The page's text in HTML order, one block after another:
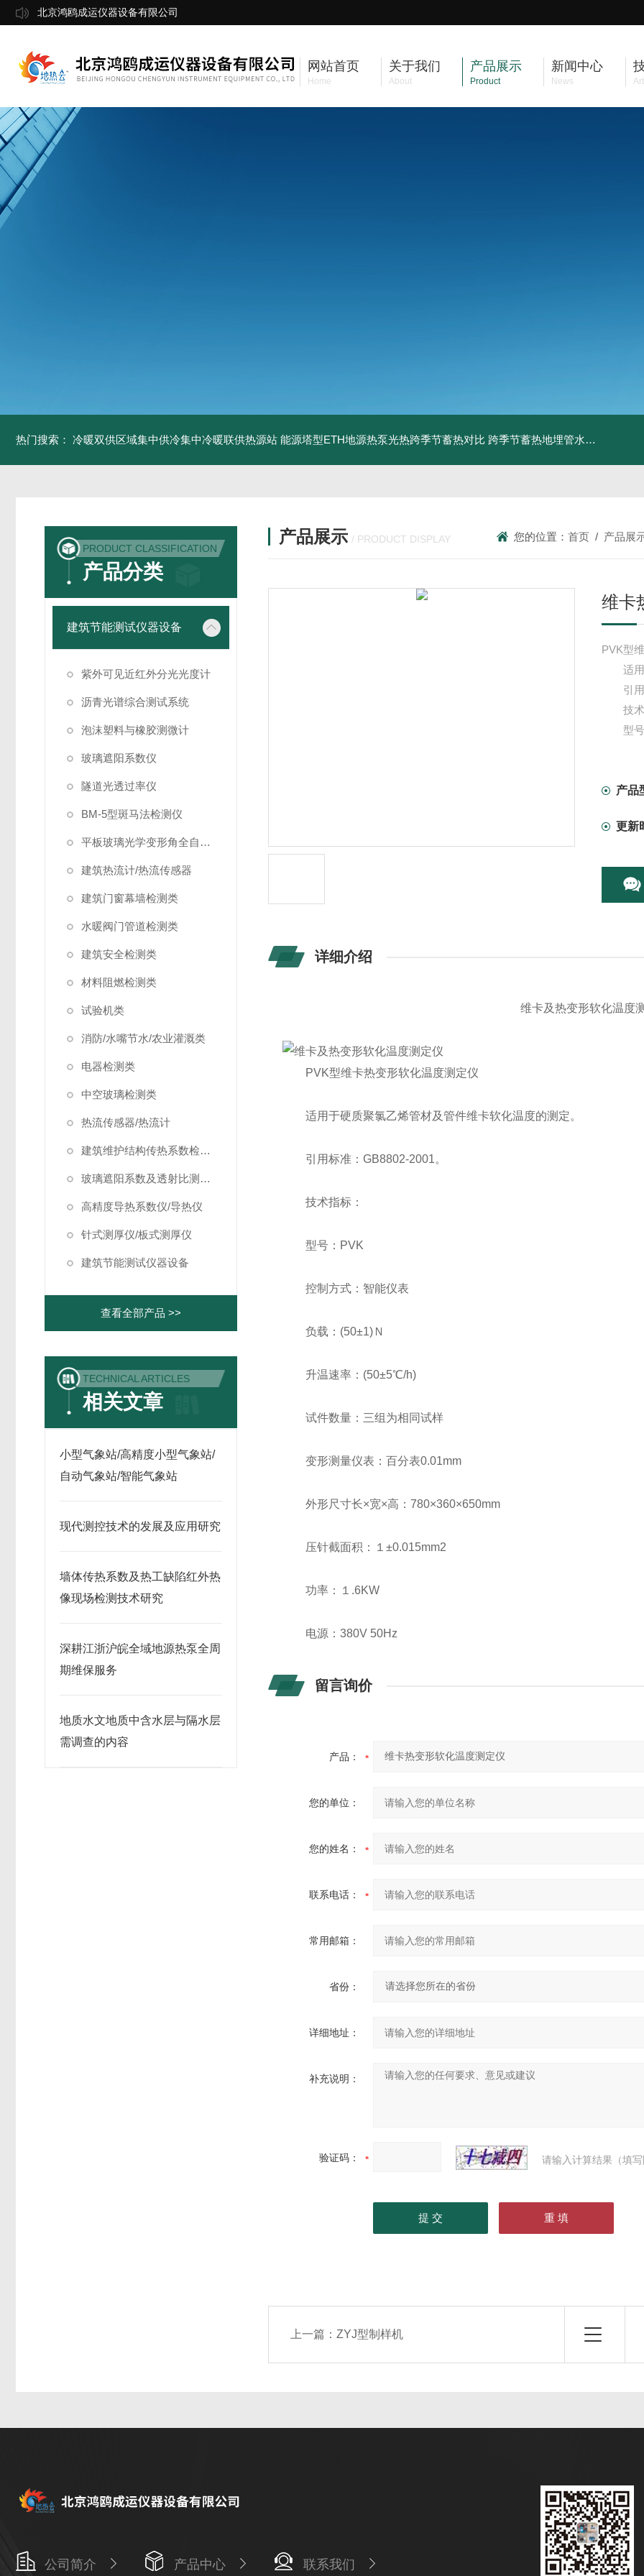
北京鸿鸥成运仪器设备有限公司
网站首页
Home
关于我们
About
产品展示
Product
新闻中心
News
热门搜索： 冷暖双供区域集中供冷集中冷暖联供热源站 能源塔型ETH地源热泵光热跨季节蓄热对比 跨季节蓄热地埋管水池湖面储热技术研究对比
PRODUCT CLASSIFICATION
产品分类
建筑节能测试仪器设备
紫外可见近红外分光光度计
沥青光谱综合测试系统
泡沫塑料与橡胶测微计
玻璃遮阳系数仪
隧道光透过率仪
BM-5型斑马法检测仪
平板玻璃光学变形角全自动测试仪
建筑热流计/热流传感器
建筑门窗幕墙检测类
水暖阀门管道检测类
建筑安全检测类
材料阻燃检测类
试验机类
消防/水嘴节水/农业灌溉类
电器检测类
中空玻璃检测类
热流传感器/热流计
建筑维护结构传热系数检测仪/温度热流巡检仪
玻璃遮阳系数及透射比测定仪
高精度导热系数仪/导热仪
针式测厚仪/板式测厚仪
建筑节能测试仪器设备
查看全部产品 >>
TECHNICAL ARTICLES
相关文章
小型气象站/高精度小型气象站/
自动气象站/智能气象站
现代测控技术的发展及应用研究
墙体传热系数及热工缺陷红外热
像现场检测技术研究
深耕江浙沪皖全域地源热泵全周
期维保服务
地质水文地质中含水层与隔水层
需调查的内容
产品展示 / PRODUCT DISPLAY 您的位置：首页 / 产品展
维卡
PVK型
适用
引用
技术
型号
产品
更新
详细介绍
维卡及热变形软化温度
PVK型维卡热变形软化温度测定仪
适用于硬质聚氯乙烯管材及管件维卡软化温度的测定。
引用标准：GB8802-2001。
技术指标：
型号：PVK
控制方式：智能仪表
负载：(50±1)Ｎ
升温速率：(50±5℃/h)
试件数量：三组为相同试样
变形测量仪表：百分表0.01mm
外形尺寸长×宽×高：780×360×650mm
压针截面积：１±0.015mm2
功率：１.6KW
电源：380V 50Hz
留言询价
产品：
您的单位：
您的姓名：
联系电话：
常用邮箱：
省份：
详细地址：
补充说明：
验证码： 请输入计算结果（填
上一篇：ZYJ型制样机
公司简介 产品中心 联系我们